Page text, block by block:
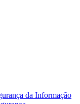
da Informação